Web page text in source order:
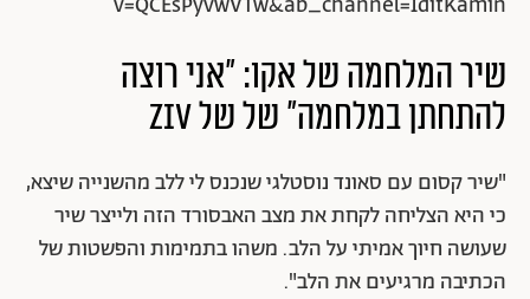
שיר המלחמה של אקו: "אני רוצה
להתחתן במלחמה״ של של ziv
"שיר קסום עם סאונד נוסטלגי שנכנס לי ללב מהשנייה שיצא,
כי היא הצליחה לקחת את מצב האבסורד הזה ולייצר שיר
שעושה חיוך אמיתי על הלב. משהו בתמימות והפשטות של
הכתיבה מרגיעים את הלב".